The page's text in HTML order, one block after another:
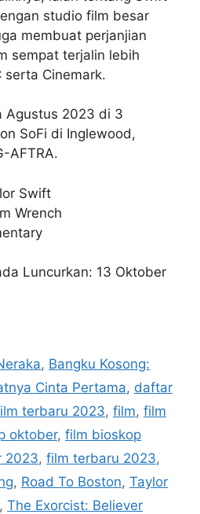
studio film besar
membuat perjanjian
sempat terjalin lebih
serta Cinemark.
Agustus 2023 di 3
SoFi di Inglewood,
AFTRA.
Swift
Wrench
Luncurkan: 13 Oktober
, Bangku Kosong:
Cinta Pertama, daftar
terbaru 2023, film, film
oktober, film bioskop
2023, film terbaru 2023,
, Road To Boston, Taylor
, The Exorcist: Believer